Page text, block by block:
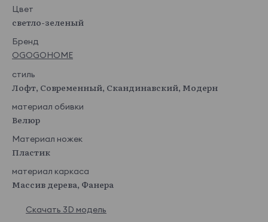
Цвет
светло-зеленый
Бренд
OGOGOHOME
стиль
Лофт, Современный, Скандинавский, Модерн
материал обивки
Велюр
Материал ножек
Пластик
материал каркаса
Массив дерева, Фанера
Скачать 3D модель